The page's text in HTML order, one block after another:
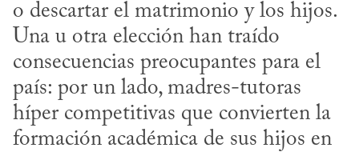
o descartar el matrimonio y los hijos.
Una u otra elección han traído
consecuencias preocupantes para el
país: por un lado, madres-tutoras
híper competitivas que convierten la
formación académica de sus hijos en